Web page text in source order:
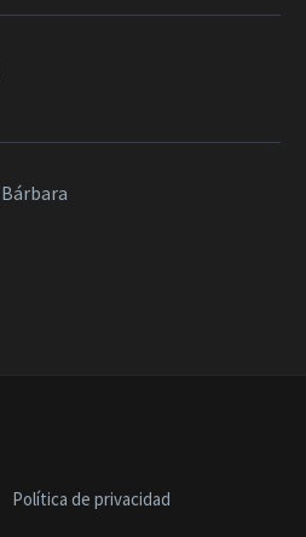
Política de privacidad